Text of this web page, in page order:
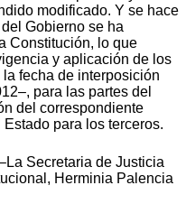
modificado. Y se hace
Gobierno se ha
Constitución, lo que
y aplicación de los
fecha de interposición
para las partes del
del correspondiente
para los terceros.
Secretaria de Justicia
Herminia Palencia